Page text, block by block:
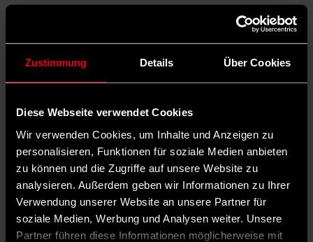
Zustimmung Details Über Cookies
Diese Webseite verwendet Cookies
Wir verwenden Cookies, um Inhalte und Anzeigen zu
personalisieren, Funktionen für soziale Medien anbieten
zu können und die Zugriffe auf unsere Website zu
analysieren. Außerdem geben wir Informationen zu Ihrer
Verwendung unserer Website an unsere Partner für
soziale Medien, Werbung und Analysen weiter. Unsere
Partner führen diese Informationen möglicherweise mit